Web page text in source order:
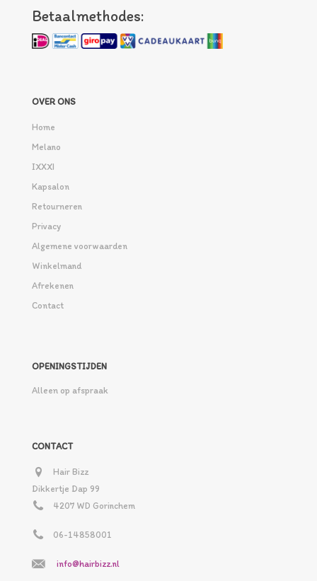
Betaalmethodes:
OVER ONS
Home
Melano
IXXXI
Kapsalon
Retourneren
Privacy
Algemene voorwaarden
Winkelmand
Afrekenen
Contact
OPENINGSTIJDEN
Alleen op afspraak
CONTACT
Hair Bizz
Dikkertje Dap 99
4207 WD Gorinchem
06-14858001
info@hairbizz.nl